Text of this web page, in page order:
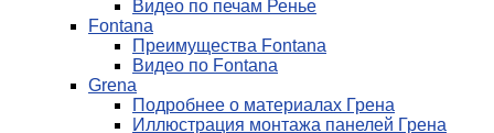
Видео по печам Ренье
Fontana
Преимущества Fontana
Видео по Fontana
Grena
Подробнее о материалах Грена
Иллюстрация монтажа панелей Грена